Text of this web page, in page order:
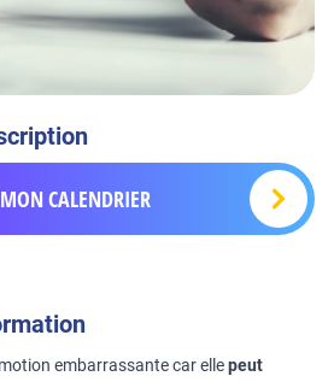
CALENDRIER
embarrassante car ellepeut